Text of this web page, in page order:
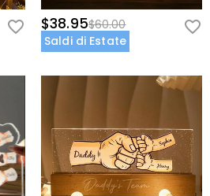
$38.95$60.00
Saldi di Estate